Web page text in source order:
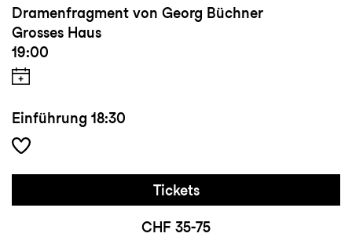
Dramenfragment von Georg Büchner
Grosses Haus
19:00
Einführung 18:30
Tickets
CHF 35-75